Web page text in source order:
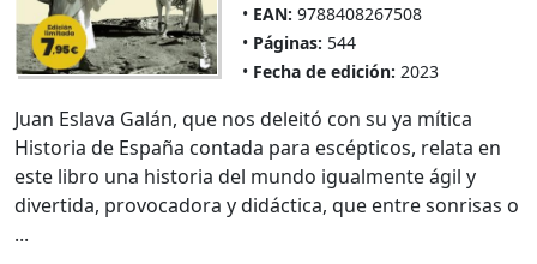
EAN: 9788408267508
Páginas: 544
Fecha de edición: 2023
Juan Eslava Galán, que nos deleitó con su ya mítica
Historia de España contada para escépticos, relata en
este libro una historia del mundo igualmente ágil y
divertida, provocadora y didáctica, que entre sonrisas o
...